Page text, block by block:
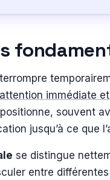
attention immédiate
souvent
jusqu’à ce que
se distingue
entre